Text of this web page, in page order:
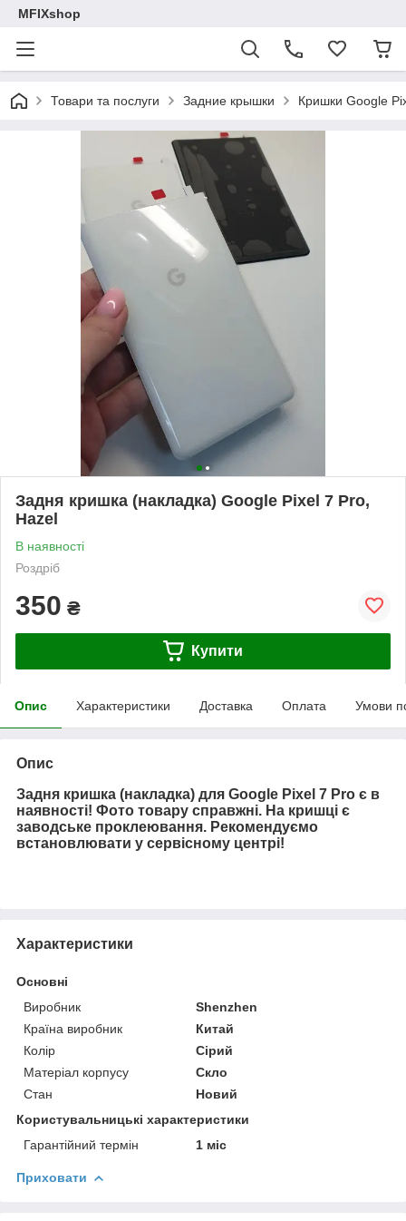
MFIXshop
Товари та послуги Задние крышки Кришки Google
Задня кришка (накладка) Google Pixel 7 Pro,
Hazel
В наявності
Роздріб
350 ₴
Купити
Опис Характеристики Доставка Оплата Умови
Опис
Задня кришка (накладка) для Google Pixel 7 Pro є в
наявності! Фото товару справжні. На кришці є
заводське проклеювання. Рекомендуємо
встановлювати у сервісному центрі!
Характеристики
Основні
Виробник
Shenzhen
Країна виробник
Китай
Колір
Сірий
Матеріал корпусу
Скло
Стан
Новий
Користувальницькі характеристики
Гарантійний термін
1 міс
Приховати